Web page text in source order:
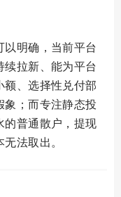
明确，当前平台
续拉新、能为平台
、选择性兑付部
；而专注静态投
的普通散户，提现
法取出。